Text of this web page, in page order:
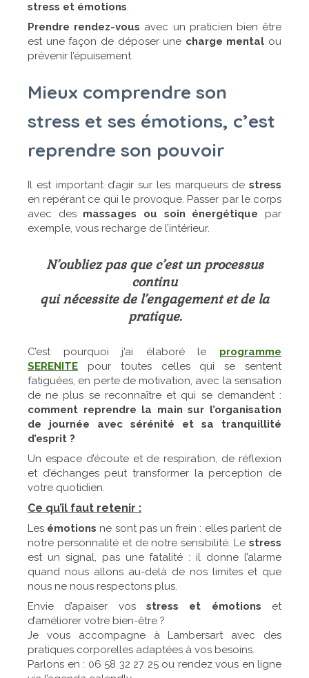
stress et émotions.
Prendre rendez-vous avec un praticien bien être
est une façon de déposer une charge mental ou
prévenir l’épuisement.
Mieux comprendre son
stress et ses émotions, c’est
reprendre son pouvoir
Il est important d’agir sur les marqueurs de stress
en repérant ce qui le provoque. Passer par le corps
avec des massages ou soin énergétique par
exemple, vous recharge de l’intérieur.
N’oubliez pas que c’est un processus
continu
qui nécessite de l’engagement et de la
pratique.
C’est pourquoi j’ai élaboré le programme
SERENITE
pour toutes celles qui se sentent
fatiguées, en perte de motivation, avec la sensation
de ne plus se reconnaître et qui se demandent :
comment reprendre la main sur l’organisation
de journée avec sérénité et sa tranquillité
d’esprit ?
Un espace d’écoute et de respiration, de réflexion
et d’échanges peut transformer la perception de
votre quotidien.
Ce qu’il faut retenir :
Les émotions ne sont pas un frein : elles parlent de
notre personnalité et de notre sensibilité. Le stress
est un signal, pas une fatalité : il donne l’alarme
quand nous allons au-delà de nos limites et que
nous ne nous respectons plus.
Envie d’apaiser vos stress et émotions et
d’améliorer votre bien-être ?
Je vous accompagne à Lambersart avec des
pratiques corporelles adaptées à vos besoins.
Parlons en : 06 58 32 27 25 ou rendez vous en ligne